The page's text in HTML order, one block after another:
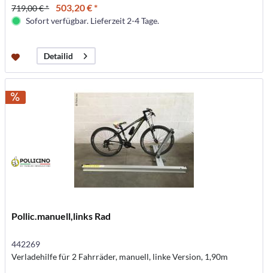
719,00 € * 503,20 € *
Sofort verfügbar. Lieferzeit 2-4 Tage.
Detailid
Pollic.manuell,links Rad
442269
Verladehilfe für 2 Fahrräder, manuell, linke Version, 1,90m